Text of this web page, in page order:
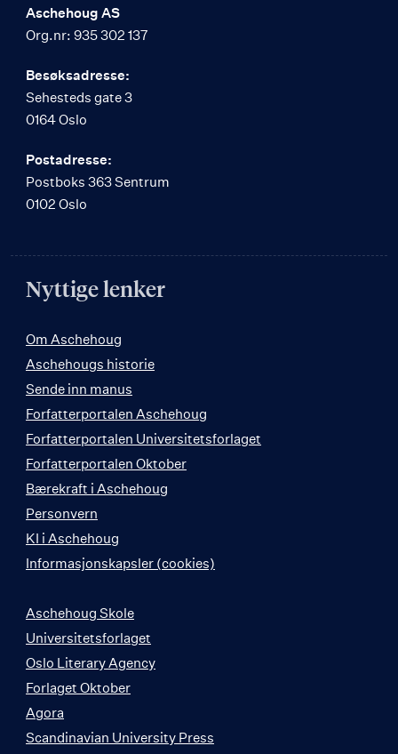
Aschehoug AS
Org.nr: 935 302 137
Besøksadresse:
Sehesteds gate 3
0164 Oslo
Postadresse:
Postboks 363 Sentrum
0102 Oslo
Nyttige lenker
Om Aschehoug
Aschehougs historie
Sende inn manus
Forfatterportalen Aschehoug
Forfatterportalen Universitetsforlaget
Forfatterportalen Oktober
Bærekraft i Aschehoug
Personvern
KI i Aschehoug
Informasjonskapsler (cookies)
Aschehoug Skole
Universitetsforlaget
Oslo Literary Agency
Forlaget Oktober
Agora
Scandinavian University Press